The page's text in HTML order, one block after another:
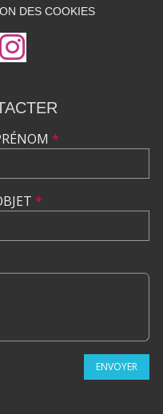
DES COOKIES
*
*
ENVOYER